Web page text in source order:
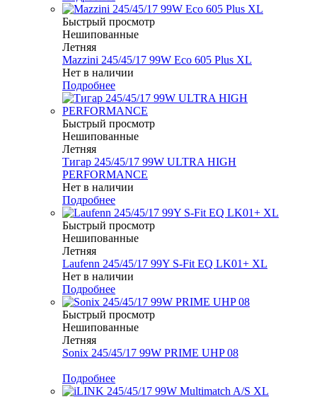
Быстрый просмотр
Нешипованные
Летняя
Mazzini 245/45/17 99W Eco 605 Plus XL
Нет в наличии
Подробнее
Быстрый просмотр
Нешипованные
Летняя
Тигар 245/45/17 99W ULTRA HIGH
PERFORMANCE
Нет в наличии
Подробнее
Быстрый просмотр
Нешипованные
Летняя
Laufenn 245/45/17 99Y S-Fit EQ LK01+ XL
Нет в наличии
Подробнее
Быстрый просмотр
Нешипованные
Летняя
Sonix 245/45/17 99W PRIME UHP 08
Подробнее